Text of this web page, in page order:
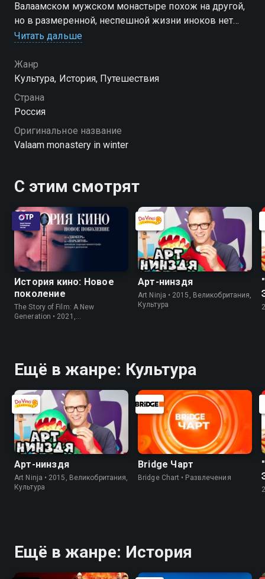
Валаамском мужском монастыре похож на другой,
но в размеренной, неспешной жизни иноков нет
ничего скучного. Веками здесь сохраняются
Читать дальше
Жанр
Культура, История, Путешествия
Страна
Россия
Оригинальное название
Valaam monastery in winter
С этим смотрят
История кино: Новое
поколение
The Story of Film: A New
Generation • 2021,
Арт-нинздя
Art Ninja • 2015, Великобритания,
Культура
Ещё в жанре: Культура
Арт-нинздя
Art Ninja • 2015, Великобритания,
Культура
Bridge Чарт
Bridge Chart • Развлечения
Ещё в жанре: История